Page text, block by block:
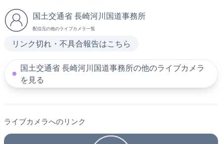
国土交通省 長崎河川国道事務所
配信元の他のライブカメラ一覧
リンク切れ・不具合報告はこちら
国土交通省 長崎河川国道事務所の他のライブカメラ
を見る
ライブカメラへのリンク